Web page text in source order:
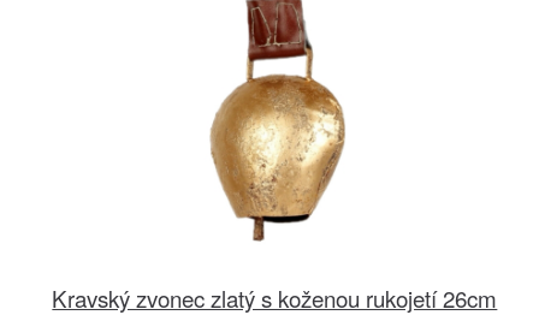
Kravský zvonec zlatý s koženou rukojetí 26cm